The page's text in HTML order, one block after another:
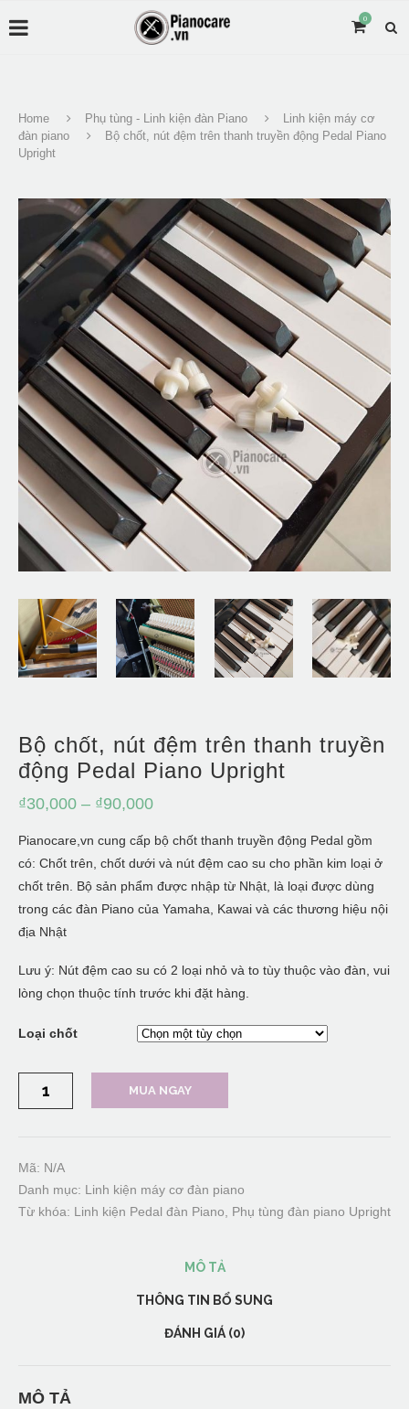
0
Home Phụ tùng - Linh kiện đàn Piano
Linh kiện máy cơ
đàn piano
Bộ chốt, nút đệm trên thanh truyền động Pedal Piano
Upright
Bộ chốt, nút đệm trên thanh truyền
động Pedal Piano Upright
₫30,000 – ₫90,000
Pianocare,vn cung cấp bộ chốt thanh truyền động Pedal gồm
có: Chốt trên, chốt dưới và nút đệm cao su cho phần kim loại ở
chốt trên. Bộ sản phẩm được nhập từ Nhật, là loại được dùng
trong các đàn Piano của Yamaha, Kawai và các thương hiệu nội
địa Nhật
Lưu ý: Nút đệm cao su có 2 loại nhỏ và to tùy thuộc vào đàn, vui
lòng chọn thuộc tính trước khi đặt hàng.
Loại chốt
chốt,
nút
truyền
động
Pedal
Piano
MUA NGAY
Mã: N/A
Danh mục: Linh kiện máy cơ đàn piano
Từ khóa: Linh kiện Pedal đàn Piano, Phụ tùng đàn piano Upright
MÔ TẢ
THÔNG TIN BỔ SUNG
ĐÁNH GIÁ (0)
MÔ TẢ